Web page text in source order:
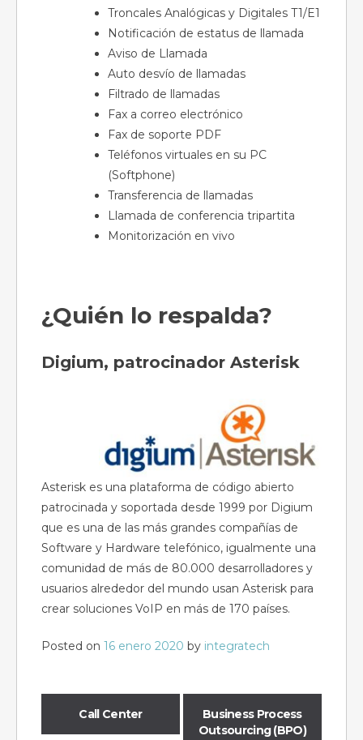
Troncales Analógicas y Digitales T1/E1
Notificación de estatus de llamada
Aviso de Llamada
Auto desvío de llamadas
Filtrado de llamadas
Fax a correo electrónico
Fax de soporte PDF
Teléfonos virtuales en su PC
(Softphone)
Transferencia de llamadas
Llamada de conferencia tripartita
Monitorización en vivo
¿Quién lo respalda?
Digium, patrocinador Asterisk
Asterisk es una plataforma de código abierto
patrocinada y soportada desde 1999 por Digium
que es una de las más grandes compañías de
Software y Hardware telefónico, igualmente una
comunidad de más de 80.000 desarrolladores y
usuarios alrededor del mundo usan Asterisk para
crear soluciones VoIP en más de 170 países.
Posted on 16 enero 2020 by integratech
Call Center
Business Process
Outsourcing (BPO)